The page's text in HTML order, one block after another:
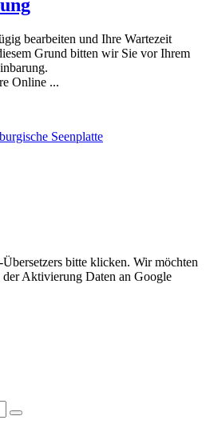
bearbeiten und Ihre Wartezeit
Grund bitten wir Sie vor Ihrem
Online ...
bitte klicken. Wir möchten
der Aktivierung Daten an Google